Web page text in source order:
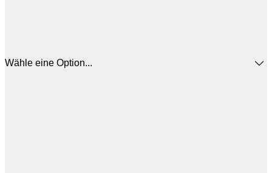
Wähle eine Option...